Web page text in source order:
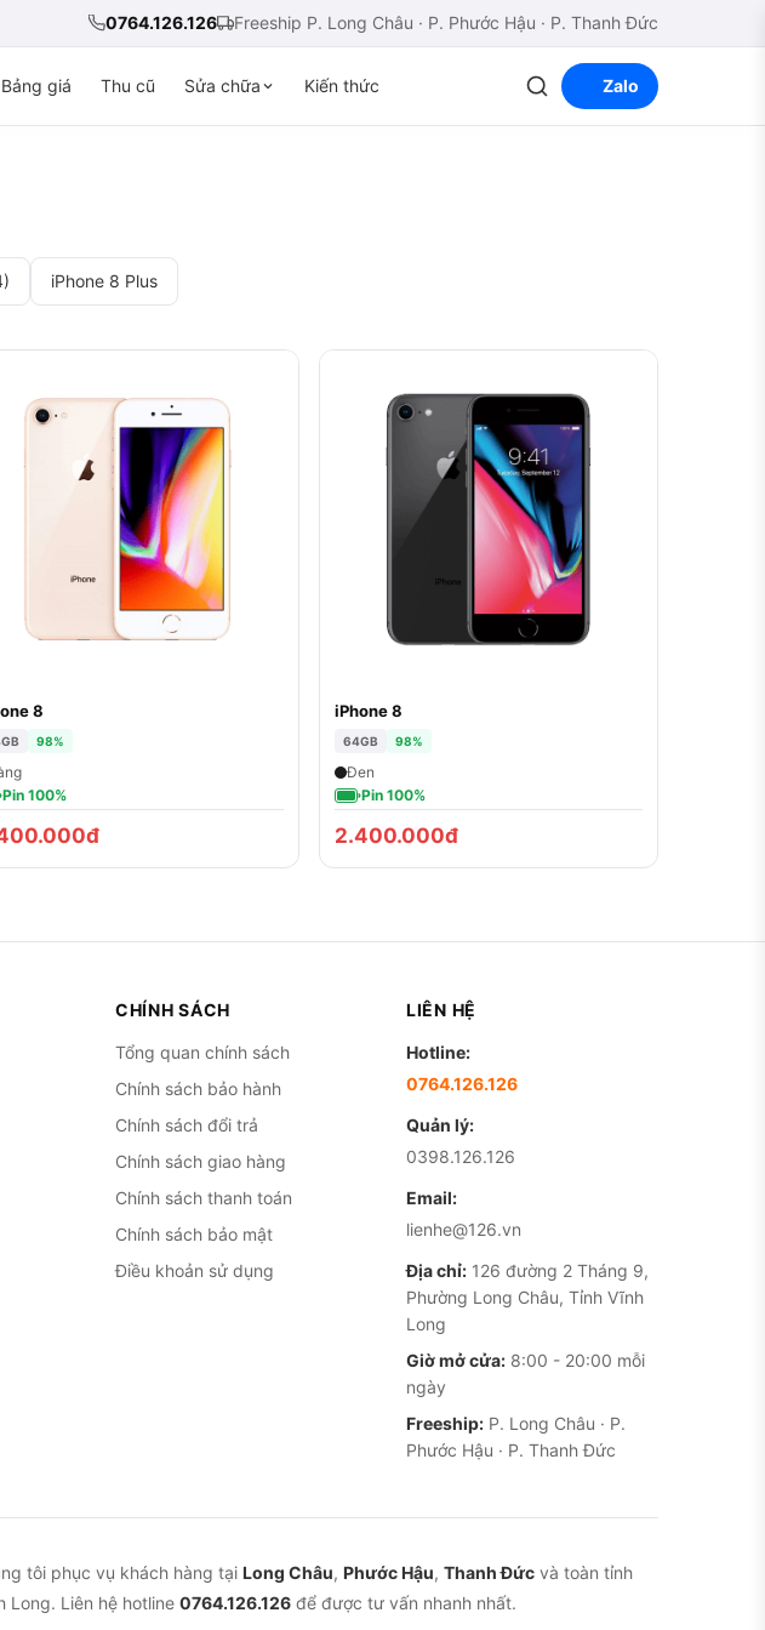
0764.126.126 Freeship P. Long Châu · P. Phước Hậu · P. Thanh Đức
Bảng giá Thu cũ Sửa chữa Kiến thức Zalo
iPhone 8 Plus
8
98%
Pin 100%
iPhone 8
64GB 98%
Đen
Pin 100%
2.400.000đ
CHÍNH SÁCH
Tổng quan chính sách
Chính sách bảo hành
Chính sách đổi trả
Chính sách giao hàng
Chính sách thanh toán
Chính sách bảo mật
Điều khoản sử dụng
LIÊN HỆ
Hotline:
0764.126.126
Quản lý:
0398.126.126
Email:
lienhe@126.vn
Địa chỉ: 126 đường 2 Tháng 9,
Phường Long Châu, Tỉnh Vĩnh
Long
Giờ mở cửa: 8:00 - 20:00 mỗi
ngày
Freeship: P. Long Châu · P.
Phước Hậu · P. Thanh Đức
tôi phục vụ khách hàng tại Long Châu, Phước Hậu, Thanh Đức và toàn tỉnh
Long. Liên hệ hotline 0764.126.126 để được tư vấn nhanh nhất.